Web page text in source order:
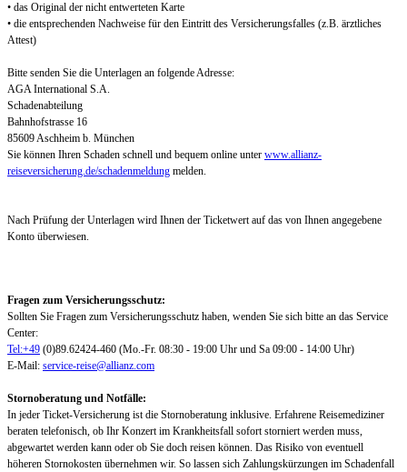
• das Original der nicht entwerteten Karte
• die entsprechenden Nachweise für den Eintritt des Versicherungsfalles (z.B. ärztliches
Attest)
Bitte senden Sie die Unterlagen an folgende Adresse:
AGA International S.A.
Schadenabteilung
Bahnhofstrasse 16
85609 Aschheim b. München
Sie können Ihren Schaden schnell und bequem online unter www.allianz-
reiseversicherung.de/schadenmeldung melden.
Nach Prüfung der Unterlagen wird Ihnen der Ticketwert auf das von Ihnen angegebene
Konto überwiesen.
Fragen zum Versicherungsschutz:
Sollten Sie Fragen zum Versicherungsschutz haben, wenden Sie sich bitte an das Service
Center:
Tel:+49 (0)89.62424-460 (Mo.-Fr. 08:30 - 19:00 Uhr und Sa 09:00 - 14:00 Uhr)
E-Mail: service-reise@allianz.com
Stornoberatung und Notfälle:
In jeder Ticket-Versicherung ist die Stornoberatung inklusive. Erfahrene Reisemediziner
beraten telefonisch, ob Ihr Konzert im Krankheitsfall sofort storniert werden muss,
abgewartet werden kann oder ob Sie doch reisen können. Das Risiko von eventuell
höheren Stornokosten übernehmen wir. So lassen sich Zahlungskürzungen im Schadenfall